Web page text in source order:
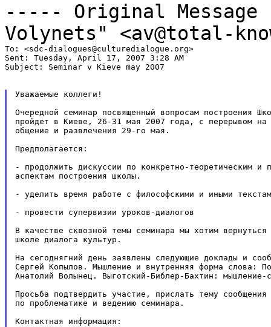
----- Original
Volynets" <av@total-
To: <sdc-dialogues@culturedialogue.org>
Sent: Tuesday, April 17, 2007 3:28 AM
Subject: Seminar v Kieve may 2007
Уважаемые коллеги!
Очередной семинар посвященный вопросам построения
пройдет в Киеве, 26-31 мая 2007 года, с перерывом на
общение и развлечения 29-го мая.
Предполагается:
- продолжить дискуссии по конкретно-теоретическим и
аспектам построения школы.
- уделить время работе с философскими и иными
- провести супервизии уроков-диалогов
В качестве сквозной темы семинара мы хотим
школе диалога культур.
На сегоднягний день заявлены следующие доклады и
Сергей Копылов. Мышление и внутренняя форма слова:
Анатолий Волынец. Выготский-Библер-Бахтин:
Просьба подтвердить участие, прислать тему
по проблематике и ведению семинара.
Контактная информация: